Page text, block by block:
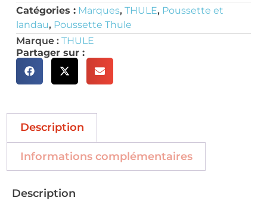
Catégories : Marques, THULE, Poussette et
landau, Poussette Thule
Marque : THULE
Partager sur :
Description
Informations complémentaires
Description